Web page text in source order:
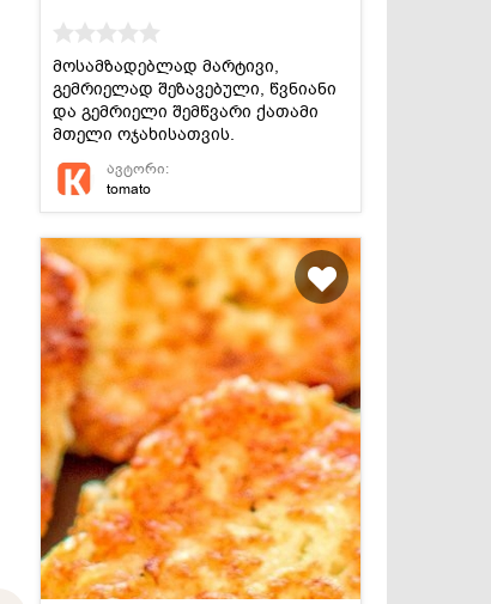
მოსამზადებლად მარტივი,
გემრიელად შეზავებული, წვნიანი
და გემრიელი შემწვარი ქათამი
მთელი ოჯახისათვის.
ავტორი:
tomato